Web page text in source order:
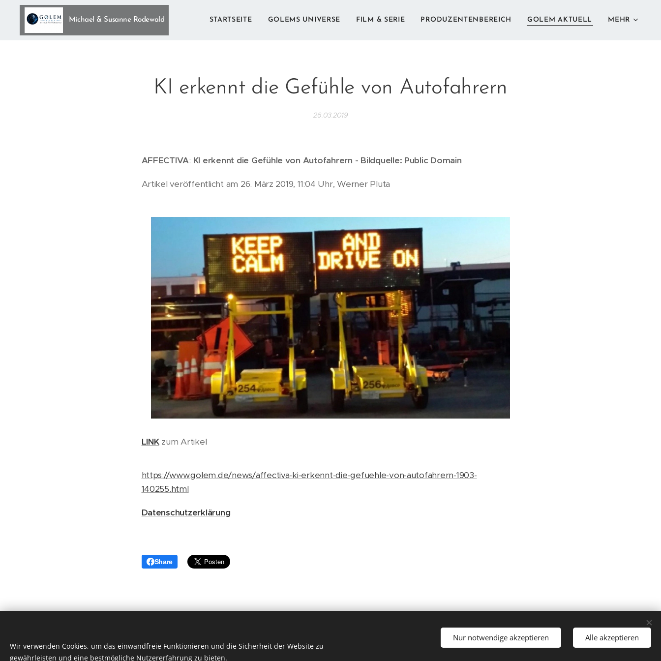
Michael & Susanne Rodewald STARTSEITE GOLEMS UNIVERSE FILM & SERIE PRODUZENTENBEREICH GOLEM AKTUELL MEHR
KI erkennt die Gefühle von Autofahrern
26.03.2019
AFFECTIVA: KI erkennt die Gefühle von Autofahrern - Bildquelle: Public Domain
Artikel veröffentlicht am 26. März 2019, 11:04 Uhr, Werner Pluta
LINKzum Artikel
https://www.golem.de/news/affectiva-ki-erkennt-die-gefuehle-von-autofahrern-1903-
140255.html
Datenschutzerklärung
Share
Wir verwenden Cookies, um das einwandfreie Funktionieren und die Sicherheit der Website zu
gewährleisten und eine bestmögliche Nutzererfahrung zu bieten.
Nur notwendige akzeptieren Alle akzeptieren